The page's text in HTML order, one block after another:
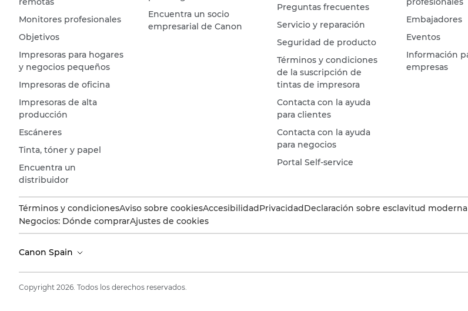
Monitores profesionales
Objetivos
Impresoras para hogares
y negocios pequeños
Impresoras de oficina
Impresoras de alta
producción
Escáneres
Tinta, tóner y papel
Encuentra un
distribuidor
Encuentra un socio
empresarial de Canon
Preguntas frecuentes
Servicio y reparación
Seguridad de producto
Términos y condiciones
de la suscripción de
tintas de impresora
Contacta con la ayuda
para clientes
Contacta con la ayuda
para negocios
Portal Self-service
Embajadores
Eventos
Información
empresas
Términos y condicionesAviso sobre cookiesAccesibilidadPrivacidadDeclaración sobre esclavitud moderna
Negocios: Dónde comprarAjustes de cookies
Canon Spain
Copyright 2026. Todos los derechos reservados.